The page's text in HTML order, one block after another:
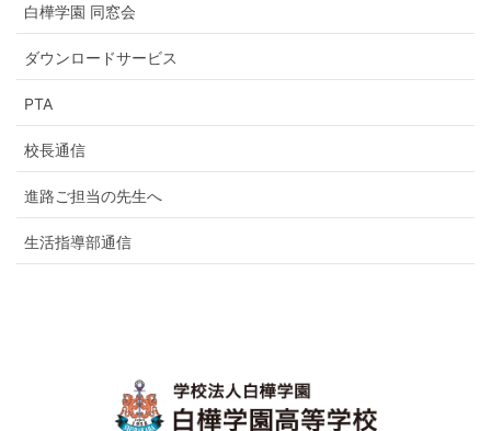
白樺学園 同窓会
ダウンロードサービス
PTA
校長通信
進路ご担当の先生へ
生活指導部通信